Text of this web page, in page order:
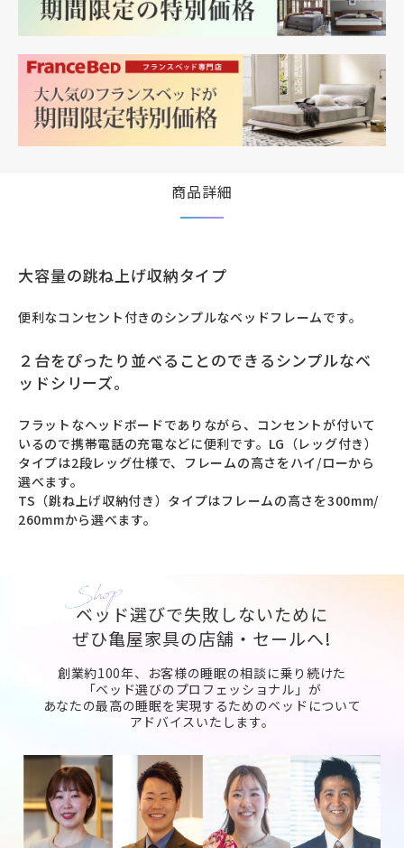
フレーム編～【専門スタッフ解説】アイテム充
実！フランスベッド関連製品紹介～ベッドフレー
ム編～【専門スタッフ解説】アイテム充実！フラ
ンスベッド関連製品紹介～ベッドフレーム編～
【専門スタッフ解説】アイテム充実！フランスベ
ッド関連製品紹介～ベッドフレーム編～【専門ス
タッフ解説】アイテム充実！フランスベッド関連
製品紹介～ベッドフレーム編～【専門スタッフ解
テム充実！フランスベッド関連製品紹介～ベッド
フレーム編～【専門スタッフ解説】アイテム充
ンスベッド関連製品紹介～ベッドフレーム編～
【専門スタッフ解説】アイテム充実！フランスベ
ッド関連製品紹介～ベッドフレーム編～【専門ス
タッフ解説】アイテム充実！フランスベッド関連
商品詳細
大容量の跳ね上げ収納タイプ
便利なコンセント付きのシンプルなベッドフレームです。
２台をぴったり並べることのできるシンプルなベ
ッドシリーズ。
フラットなヘッドボードでありながら、コンセントが付いて
いるので携帯電話の充電などに便利です。LG（レッグ付き）
タイプは2段レッグ仕様で、フレームの高さをハイ/ローから
選べます。
TS（跳ね上げ収納付き）タイプはフレームの高さを300mm/
260mmから選べます。
ベッド選びで失敗しないために
ぜひ亀屋家具の店舗・セールへ!
創業約100年、お客様の睡眠の相談に乗り続けた
「ベッド選びのプロフェッショナル」が
あなたの最高の睡眠を実現するためのベッドについて
アドバイスいたします。